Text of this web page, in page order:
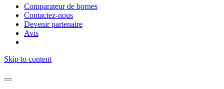
Comparateur de bornes
Contactez-nous
Devenir partenaire
Avis
Skip to content